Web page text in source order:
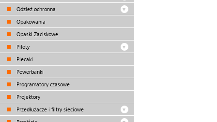
Odzież ochronna
Opakowania
Opaski Zaciskowe
Piloty
Plecaki
Powerbanki
Programatory czasowe
Projektory
Przedłużacze i filtry sieciowe